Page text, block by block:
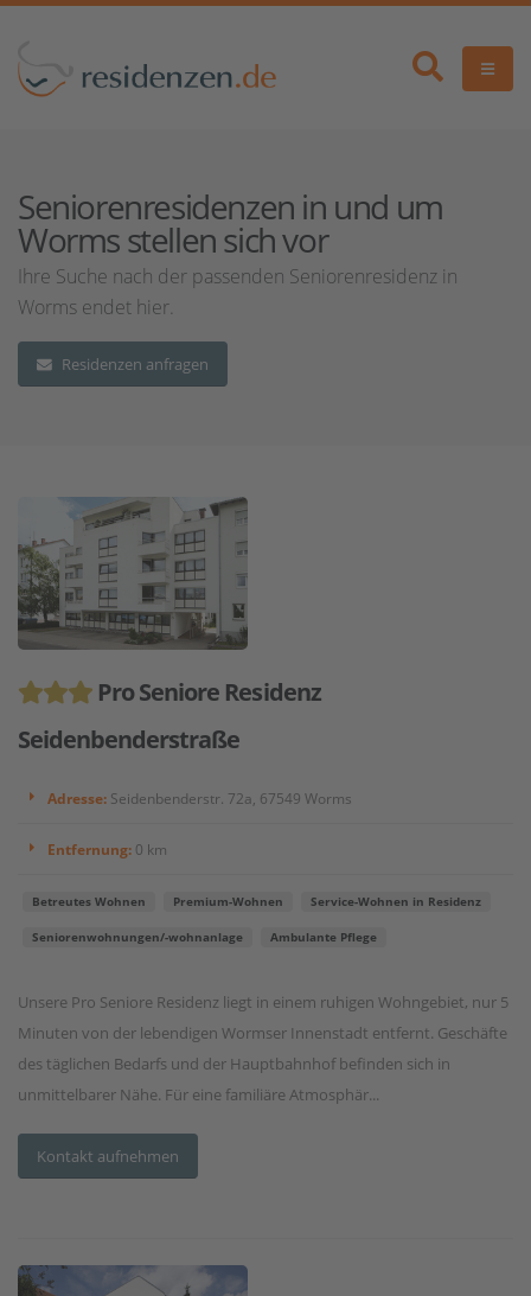
Seniorenresidenzen in und um
Worms stellen sich vor
Ihre Suche nach der passenden Seniorenresidenz in
Worms endet hier.
Residenzen anfragen
Pro Seniore Residenz
Seidenbenderstraße
Adresse: Seidenbenderstr. 72a, 67549 Worms
Entfernung: 0 km
Betreutes Wohnen Premium-Wohnen Service-Wohnen in Residenz
Seniorenwohnungen/-wohnanlage Ambulante Pflege
Unsere Pro Seniore Residenz liegt in einem ruhigen Wohngebiet, nur 5
Minuten von der lebendigen Wormser Innenstadt entfernt. Geschäfte
des täglichen Bedarfs und der Hauptbahnhof befinden sich in
unmittelbarer Nähe. Für eine familiäre Atmosphär...
Kontakt aufnehmen